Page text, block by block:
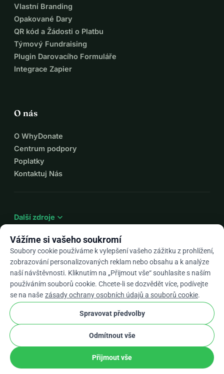
Vlastní Branding
Opakované Dary
QR kód a Žádosti o Platbu
Týmový Fundraising
Plugin Darovacího Formuláře
Integrace Zapier
O nás
O WhyDonate
Centrum podpory
Poplatky
Kontaktuj Nás
Další zdroje expand_more
Csarrow_drop_down
★★★★★4,9 / 5 na základě 500+ recenzí
WhyDonate Soukromí a cookies
Obchodní podmínky
stripe check Ověřený Partner
Vážíme si vašeho soukromí
Soubory cookie používáme k vylepšení vašeho zážitku z prohlížení,
zobrazování personalizovaných reklam nebo obsahu a k analýze
naší návštěvnosti. Kliknutím na „Přijmout vše“ souhlasíte s naším
používáním souborů cookie. Chcete-li se dozvědět více, podívejte
se na naše zásady ochrany osobních údajů a souborů cookie.
Spravovat předvolby
Odmítnout vše
Přijmout vše